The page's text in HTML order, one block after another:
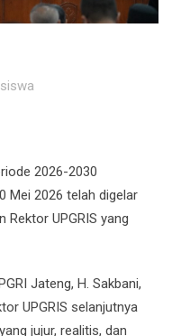
2026-2030
Mei 2026 telah digelar
Rektor UPGRIS yang
Jateng, H. Sakbani,
UPGRIS selanjutnya
jujur, realitis, dan